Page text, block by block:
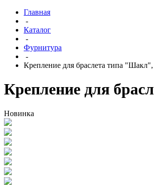
Главная
-
Каталог
-
Фурнитура
-
Крепление для браслета типа
Крепление для
Новинка